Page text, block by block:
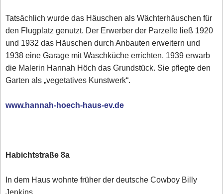
Tatsächlich wurde das Häuschen als Wächterhäuschen für
den Flugplatz genutzt. Der Erwerber der Parzelle ließ 1920
und 1932 das Häuschen durch Anbauten erweitern und
1938 eine Garage mit Waschküche errichten. 1939 erwarb
die Malerin Hannah Höch das Grundstück. Sie pflegte den
Garten als „vegetatives Kunstwerk“.
www.hannah-hoech-haus-ev.de
Habichtstraße 8a
In dem Haus wohnte früher der deutsche Cowboy Billy